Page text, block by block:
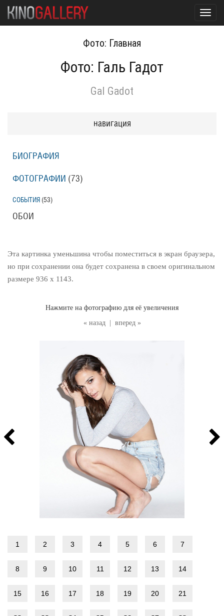
Фото: Главная
Фото: Галь Гадот
Gal Gadot
« назад вперед »
Нажмите на фотографию для её увеличения
Эта картинка уменьшина чтобы поместиться в экран браузера,
но при сохранении она будет сохранена в своем оригинальном
размере 936 x 1143.
1 2 3 4 5 6 7
8 9 10 11 12 13 14
15 16 17 18 19 20 21
навигация
БИОГРАФИЯ
ФОТОГРАФИИ (73)
СОБЫТИЯ (53)
ОБОИ